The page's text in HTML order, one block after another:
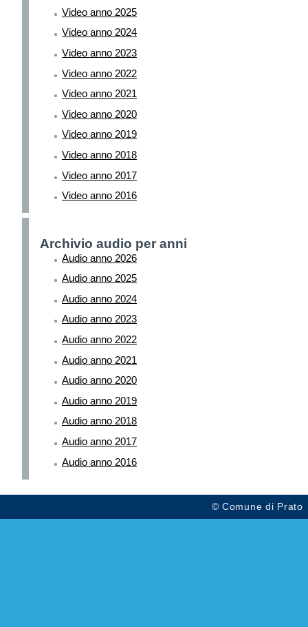
Video anno 2025
Video anno 2024
Video anno 2023
Video anno 2022
Video anno 2021
Video anno 2020
Video anno 2019
Video anno 2018
Video anno 2017
Video anno 2016
Archivio audio per anni
Audio anno 2026
Audio anno 2025
Audio anno 2024
Audio anno 2023
Audio anno 2022
Audio anno 2021
Audio anno 2020
Audio anno 2019
Audio anno 2018
Audio anno 2017
Audio anno 2016
© Comune di Prato